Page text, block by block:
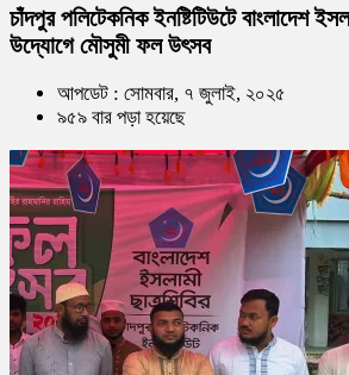
চাঁদপুর পলিটেকনিক ইনষ্টিটিউটে বাংলাদেশ
উদ্যোগে মৌসুমী ফল উৎসব
আপডেট : সোমবার, ৭ জুলাই, ২০২৫
৯৫৯ বার পড়া হয়েছে